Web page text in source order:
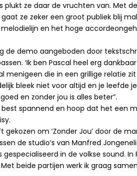
plukt ze daar de vruchten van. Met
ze zeker een groot publiek blij
melodielijn en het hoge
de demo aangeboden door
‘Ik ben Pascal heel erg
menigeen die in een grillige relatie
bleek niet voor altijd en je leefde
en zonder jou is alles beter”.
spannend en hoop dat het een
gekozen om ‘Zonder Jou’ door de
de studio’s van Manfred
gespecialiseerd in de volkse sound.
beide partijen werk ik graag